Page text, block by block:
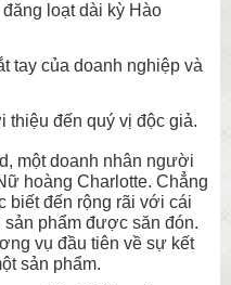
loạt dài kỳ Hào
tay của doanh nghiệp và
thiệu đến quý vị độc giả.
một doanh nhân người
hoàng Charlotte. Chẳng
biết đến rộng rãi với cái
sản phẩm được săn đón.
vụ đầu tiên về sự kết
sản phẩm.